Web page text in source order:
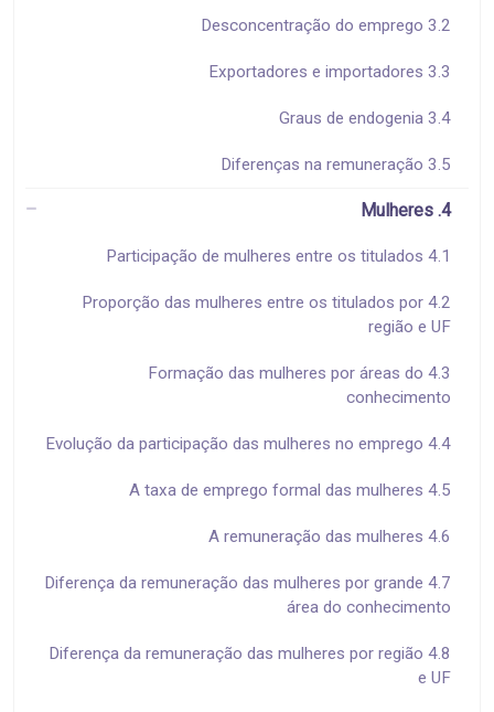
3.2 Desconcentração do emprego
3.3 Exportadores e importadores
3.4 Graus de endogenia
3.5 Diferenças na remuneração
4. Mulheres
4.1 Participação de mulheres entre os titulados
4.2 Proporção das mulheres entre os titulados por
região e UF
4.3 Formação das mulheres por áreas do
conhecimento
4.4 Evolução da participação das mulheres no emprego
4.5 A taxa de emprego formal das mulheres
4.6 A remuneração das mulheres
4.7 Diferença da remuneração das mulheres por grande
área do conhecimento
4.8 Diferença da remuneração das mulheres por região
e UF